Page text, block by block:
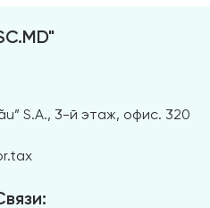
S.A., 3-й этаж, офис. 320